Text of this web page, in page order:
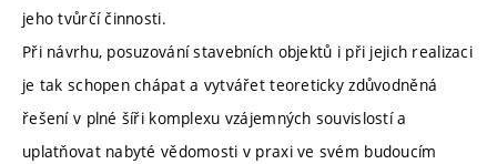
jeho tvůrčí činnosti.
Při návrhu, posuzování stavebních objektů i při jejich realizaci
je tak schopen chápat a vytvářet teoreticky zdůvodněná
řešení v plné šíři komplexu vzájemných souvislostí a
uplatňovat nabyté vědomosti v praxi ve svém budoucím